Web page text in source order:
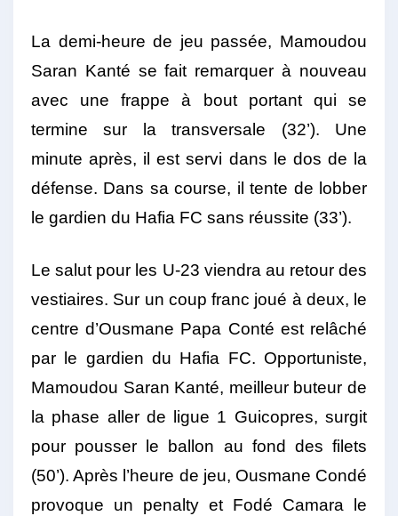
La demi-heure de jeu passée, Mamoudou
Saran Kanté se fait remarquer à nouveau
avec une frappe à bout portant qui se
termine sur la transversale (32’). Une
minute après, il est servi dans le dos de la
défense. Dans sa course, il tente de lobber
le gardien du Hafia FC sans réussite (33’).
Le salut pour les U-23 viendra au retour des
vestiaires. Sur un coup franc joué à deux, le
centre d’Ousmane Papa Conté est relâché
par le gardien du Hafia FC. Opportuniste,
Mamoudou Saran Kanté, meilleur buteur de
la phase aller de ligue 1 Guicopres, surgit
pour pousser le ballon au fond des filets
(50’). Après l’heure de jeu, Ousmane Condé
provoque un penalty et Fodé Camara le